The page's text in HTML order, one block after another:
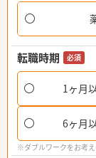
転職時期 必須
1ヶ月
6ヶ月
※ダブルワークをお考え